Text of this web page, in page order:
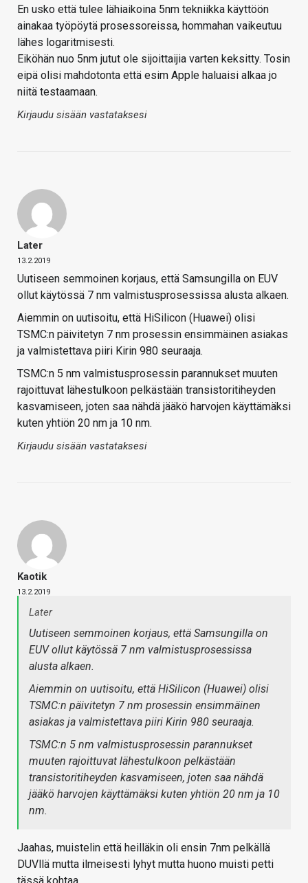
En usko että tulee lähiaikoina 5nm tekniikka käyttöön
ainakaa työpöytä prosessoreissa, hommahan vaikeutuu
lähes logaritmisesti.
Eiköhän nuo 5nm jutut ole sijoittaijia varten keksitty. Tosin
eipä olisi mahdotonta että esim Apple haluaisi alkaa jo
niitä testaamaan.
Kirjaudu sisään vastataksesi
Later
13.2.2019
Uutiseen semmoinen korjaus, että Samsungilla on EUV
ollut käytössä 7 nm valmistusprosessissa alusta alkaen.
Aiemmin on uutisoitu, että HiSilicon (Huawei) olisi
TSMC:n päivitetyn 7 nm prosessin ensimmäinen asiakas
ja valmistettava piiri Kirin 980 seuraaja.
TSMC:n 5 nm valmistusprosessin parannukset muuten
rajoittuvat lähestulkoon pelkästään transistoritiheyden
kasvamiseen, joten saa nähdä jääkö harvojen käyttämäksi
kuten yhtiön 20 nm ja 10 nm.
Kirjaudu sisään vastataksesi
Kaotik
13.2.2019
Later
Uutiseen semmoinen korjaus, että Samsungilla on
EUV ollut käytössä 7 nm valmistusprosessissa
alusta alkaen.
Aiemmin on uutisoitu, että HiSilicon (Huawei) olisi
TSMC:n päivitetyn 7 nm prosessin ensimmäinen
asiakas ja valmistettava piiri Kirin 980 seuraaja.
TSMC:n 5 nm valmistusprosessin parannukset
muuten rajoittuvat lähestulkoon pelkästään
transistoritiheyden kasvamiseen, joten saa nähdä
jääkö harvojen käyttämäksi kuten yhtiön 20 nm ja 10
nm.
Jaahas, muistelin että heilläkin oli ensin 7nm pelkällä
DUVllä mutta ilmeisesti lyhyt mutta huono muisti petti
tässä kohtaa